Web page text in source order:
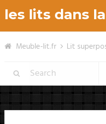
les lits dans
Meuble-lit.fr Lit